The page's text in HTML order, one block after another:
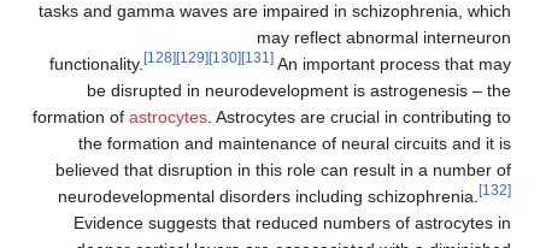
tasks and gamma waves are impaired in
may reflect
functionality.
[128] [130]
An important
be disrupted in neurodevelopment is
formation ofastrocytes. Astrocytes are crucial in
the formation and maintenance of neural
believed that disruption in this role can result
neurodevelopmental disorders including
Evidence suggests that reduced numbers